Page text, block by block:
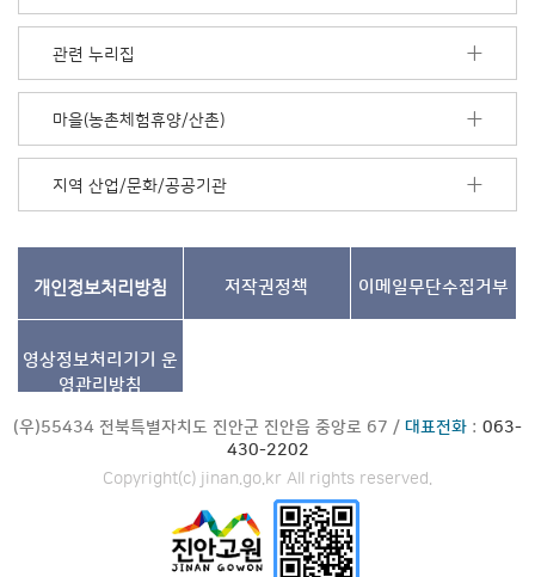
더
기
관련 누리집
마을(농촌체험휴양/산촌)
지역 산업/문화/공공기관
개인정보처리방침 저작권정책 이메일무단수집거부
영상정보처리기기운
영관리방침
(우)55434 전북특별자치도 진안군 진안읍 중앙로 67 / 대표전화 : 063-
430-2202
Copyright(c) jinan.go.kr All rights reserved.